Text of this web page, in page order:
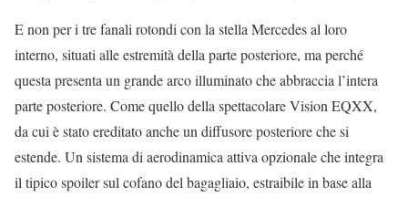
E non per i tre fanali rotondi con la stella Mercedes al loro
interno, situati alle estremità della parte posteriore, ma perché
questa presenta un grande arco illuminato che abbraccia l’intera
parte posteriore. Come quello della spettacolare Vision EQXX,
da cui è stato ereditato anche un diffusore posteriore che si
estende. Un sistema di aerodinamica attiva opzionale che integra
il tipico spoiler sul cofano del bagagliaio, estraibile in base alla